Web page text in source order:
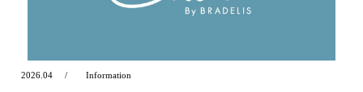
2026.04 Information